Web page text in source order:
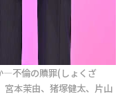
―不倫の贖罪(しょくざ
本茉由、猪塚健太、片山